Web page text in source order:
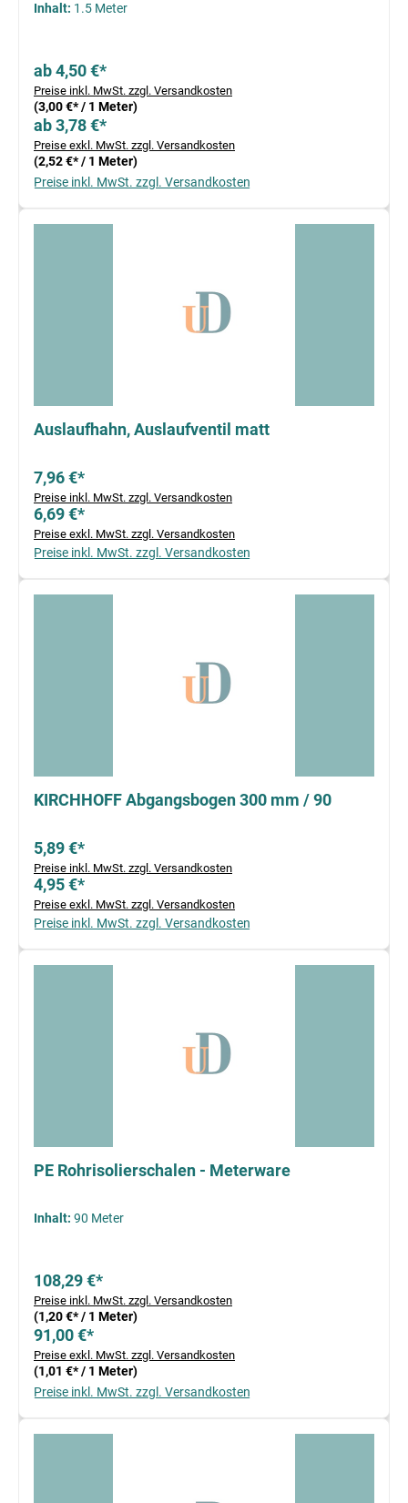
Inhalt: 1.5 Meter
ab 4,50 €*
Preise inkl. MwSt. zzgl. Versandkosten
(3,00 €* / 1 Meter)
ab 3,78 €*
Preise exkl. MwSt. zzgl. Versandkosten
(2,52 €* / 1 Meter)
Preise inkl. MwSt. zzgl. Versandkosten
Auslaufhahn, Auslaufventil matt
7,96 €*
Preise inkl. MwSt. zzgl. Versandkosten
6,69 €*
Preise exkl. MwSt. zzgl. Versandkosten
Preise inkl. MwSt. zzgl. Versandkosten
KIRCHHOFF Abgangsbogen 300 mm / 90
5,89 €*
Preise inkl. MwSt. zzgl. Versandkosten
4,95 €*
Preise exkl. MwSt. zzgl. Versandkosten
Preise inkl. MwSt. zzgl. Versandkosten
PE Rohrisolierschalen - Meterware
Inhalt: 90 Meter
108,29 €*
Preise inkl. MwSt. zzgl. Versandkosten
(1,20 €* / 1 Meter)
91,00 €*
Preise exkl. MwSt. zzgl. Versandkosten
(1,01 €* / 1 Meter)
Preise inkl. MwSt. zzgl. Versandkosten